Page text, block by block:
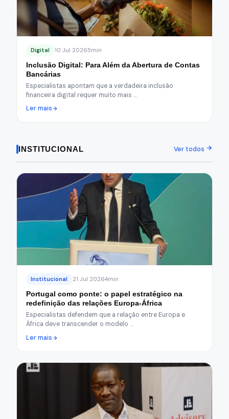
Digital 10 Jul 20265min
Inclusão Digital: Para Além da Abertura de Contas
Bancárias
Especialistas apontam que a verdadeira inclusão
financeira digital requer muito mais …
Ler mais
INSTITUCIONAL Ver todos
Institucional 21 Jul 20264min
Portugal como ponte: o papel estratégico na
redefinição das relações Europa-África
Especialistas defendem que a relação entre Europa e
África deve transcender o modelo …
Ler mais